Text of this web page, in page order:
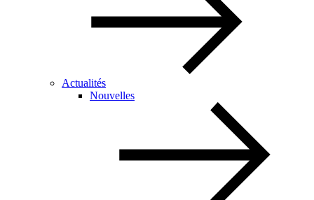
Actualités
Nouvelles